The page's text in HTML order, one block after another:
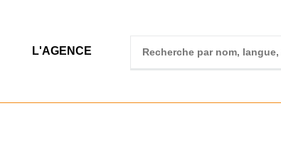
L'AGENCE